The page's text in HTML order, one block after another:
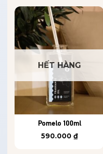
HẾT HÀNG
Pomelo 100ml
590.000 ₫